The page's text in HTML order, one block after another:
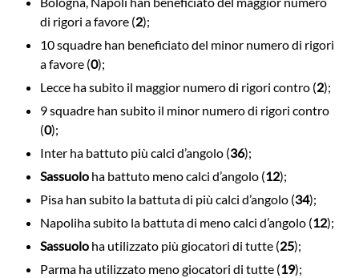
di rigori a favore (2);
10 squadre han beneficiato del minor numero di rigori
a favore (0);
Lecce ha subito il maggior numero di rigori contro (2);
9 squadre han subito il minor numero di rigori contro
(0);
Inter ha battuto più calci d’angolo (36);
Sassuolo ha battuto meno calci d’angolo (12);
Pisa han subito la battuta di più calci d’angolo (34);
Napoliha subito la battuta di meno calci d’angolo (12);
Sassuolo ha utilizzato più giocatori di tutte (25);
Parma ha utilizzato meno giocatori di tutte (19);